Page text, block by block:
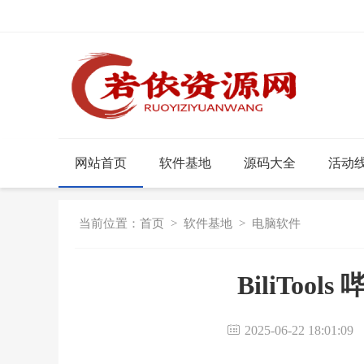
网站首页 软件基地 源码大全 活动
当前位置： 首页 > 软件基地 > 电脑软件
BiliTools
2025-06-22